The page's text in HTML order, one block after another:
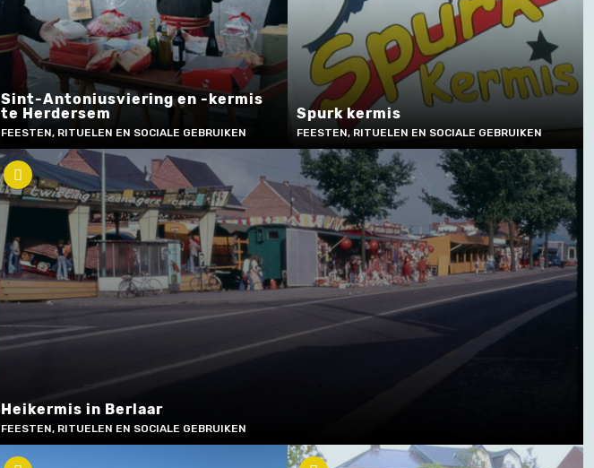
Sint-Antoniusviering en -kermis
te Herdersem
FEESTEN, RITUELEN EN SOCIALE GEBRUIKEN
Spurk kermis
FEESTEN, RITUELEN EN SOCIALE GEBRUIKEN
Heikermis in Berlaar
FEESTEN, RITUELEN EN SOCIALE GEBRUIKEN